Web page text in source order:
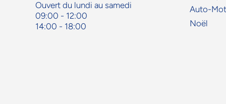
Ouvert du lundi au samedi
09:00 - 12:00
14:00 - 18:00
Auto-
Noël